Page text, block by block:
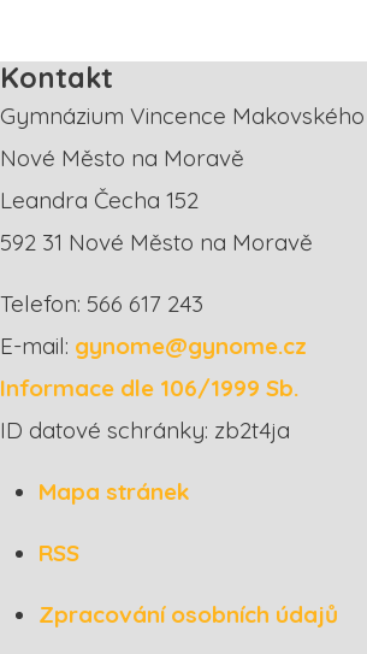
Kontakt
Gymnázium Vincence Makovského
Nové Město na Moravě
Leandra Čecha 152
592 31 Nové Město na Moravě
Telefon: 566 617 243
E-mail: gynome@gynome.cz
Informace dle 106/1999 Sb.
ID datové schránky: zb2t4ja
Mapa stránek
RSS
Zpracování osobních údajů